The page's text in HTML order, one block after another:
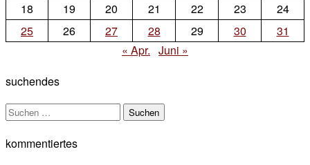
18
19 20 21 22 23
24
25
26 27 28 29 30
31
« Apr. Juni »
suchendes
Suchen
kommentiertes